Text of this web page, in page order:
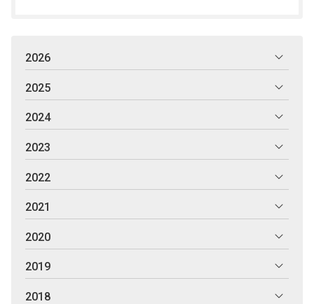
2026
2025
2024
2023
2022
2021
2020
2019
2018